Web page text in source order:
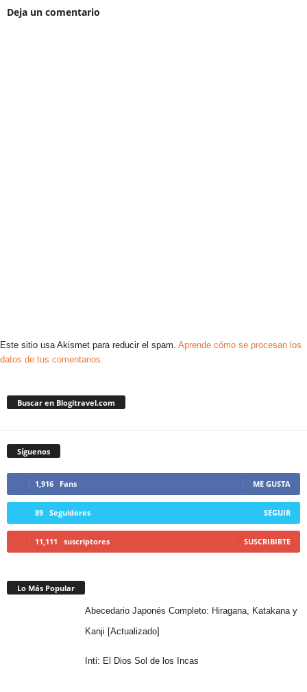
Deja un comentario
Este sitio usa Akismet para reducir el spam. Aprende cómo se procesan los
datos de tus comentarios.
Buscar en Blogitravel.com
Síguenos
1,916 Fans ME GUSTA
89 Seguidores SEGUIR
11,111 suscriptores SUSCRIBIRTE
Lo Más Popular
Abecedario Japonés Completo: Hiragana, Katakana y
Kanji [Actualizado]
Inti: El Dios Sol de los Incas